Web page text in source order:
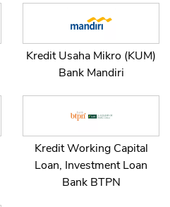
Kredit Usaha Mikro (KUM)
Bank Mandiri
Kredit Working Capital
Loan, Investment Loan
Bank BTPN
OK